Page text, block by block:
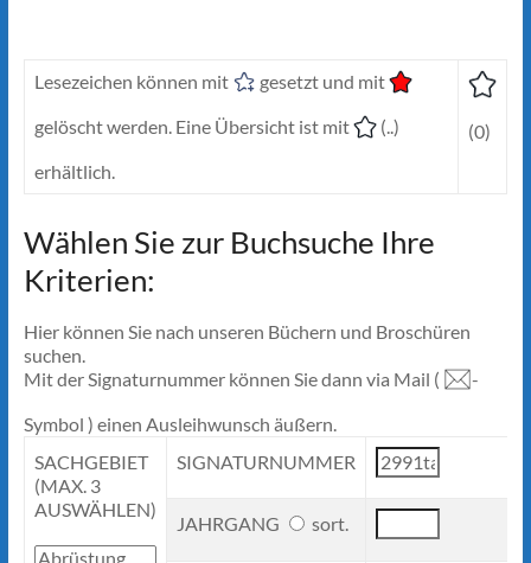
Lesezeichen können mit
gesetzt und mit
gelöscht werden. Eine Übersicht ist mit
(..)
erhältlich.
(0)
Wählen Sie zur Buchsuche Ihre
Kriterien:
Hier können Sie nach unseren Büchern und Broschüren
suchen.
Mit der Signaturnummer können Sie dann via Mail (
-
Symbol ) einen Ausleihwunsch äußern.
SACHGEBIET
(MAX. 3
AUSWÄHLEN)
SIGNATURNUMMER
JAHRGANG sort.